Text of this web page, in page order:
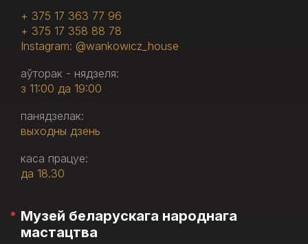
+ 375 17 363 77 96
+ 375 17 358 88 78
Instagram: @wankowicz_house
аўторак - нядзеля:
з 11:00 да 19:00
панядзелак:
выходны дзень
каса працуе:
да 18.30
Музей беларускага народнага
мастацтва